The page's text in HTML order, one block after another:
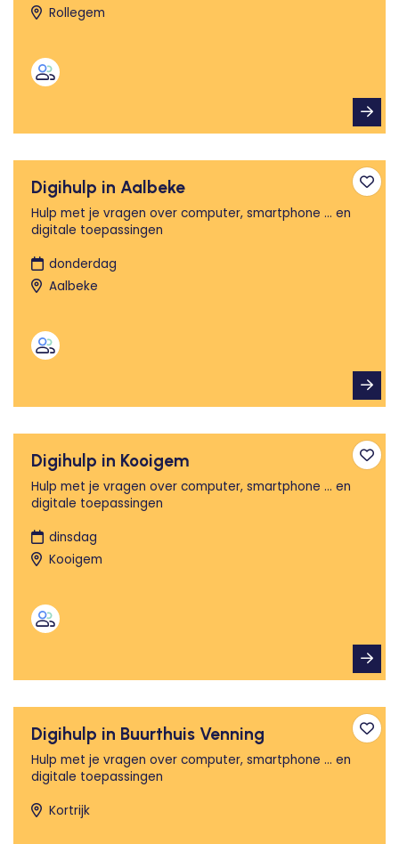
Rollegem
Digihulp in Aalbeke
Hulp met je vragen over computer, smartphone ... en
digitale toepassingen
donderdag
Aalbeke
Digihulp in Kooigem
Hulp met je vragen over computer, smartphone ... en
digitale toepassingen
dinsdag
Kooigem
Digihulp in Buurthuis Venning
Hulp met je vragen over computer, smartphone ... en
digitale toepassingen
Kortrijk